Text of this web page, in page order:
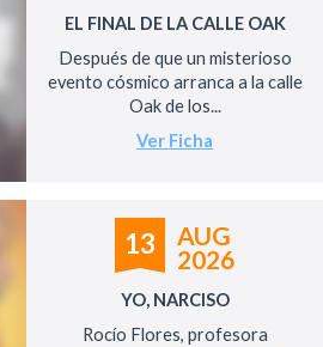
EL FINAL DE LA CALLE OAK
Después de que un misterioso
evento cósmico arranca a la calle
Oak de los...
Ver Ficha
13
AUG
2026
YO, NARCISO
Rocío Flores, profesora